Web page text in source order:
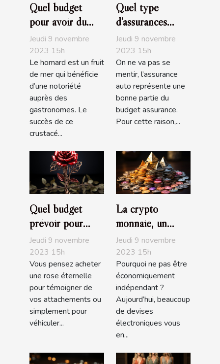
Quel budget
pour avoir du
bon homard?
Jeudi 9 novembre
2023 15h
Le homard est un fruit
de mer qui bénéficie
d’une notoriété
auprès des
gastronomes. Le
succès de ce
crustacé...
Quel type
d’assurances
choisir pour sa
voiture ?
Jeudi 9 novembre
2023 15h
On ne va pas se
mentir, l’assurance
auto représente une
bonne partie du
budget assurance.
Pour cette raison,...
Quel budget
prévoir pour
l’achat d’une rose
éternelle ?
Jeudi 9 novembre
2023 15h
Vous pensez acheter
une rose éternelle
pour témoigner de
vos attachements ou
simplement pour
véhiculer...
La crypto
monnaie, un
choix
d’investissement,
d’achat ou de de
trading très
populaire
Jeudi 9 novembre
2023 15h
Pourquoi ne pas être
économiquement
indépendant ?
Aujourd’hui, beaucoup
de devises
électroniques vous
en...